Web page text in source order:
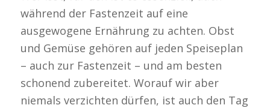
während der Fastenzeit auf eine
ausgewogene Ernährung zu achten. Obst
und Gemüse gehören auf jeden Speiseplan
– auch zur Fastenzeit – und am besten
schonend zubereitet. Worauf wir aber
niemals verzichten dürfen, ist auch den Tag